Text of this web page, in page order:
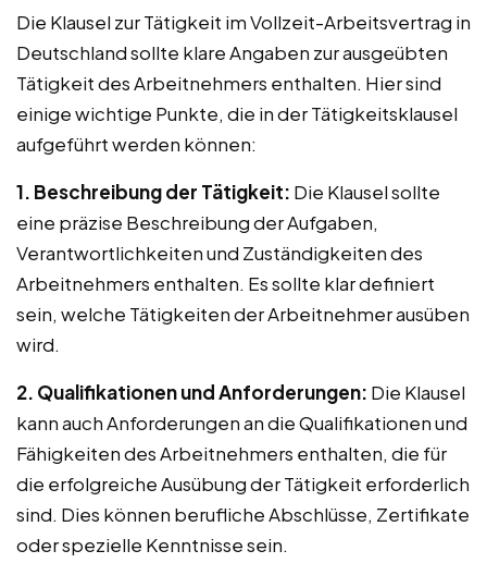
Die Klausel zur Tätigkeit im Vollzeit-Arbeitsvertrag in
Deutschland sollte klare Angaben zur ausgeübten
Tätigkeit des Arbeitnehmers enthalten. Hier sind
einige wichtige Punkte, die in der Tätigkeitsklausel
aufgeführt werden können:
1. Beschreibung der Tätigkeit: Die Klausel sollte
eine präzise Beschreibung der Aufgaben,
Verantwortlichkeiten und Zuständigkeiten des
Arbeitnehmers enthalten. Es sollte klar definiert
sein, welche Tätigkeiten der Arbeitnehmer ausüben
wird.
2. Qualifikationen und Anforderungen: Die Klausel
kann auch Anforderungen an die Qualifikationen und
Fähigkeiten des Arbeitnehmers enthalten, die für
die erfolgreiche Ausübung der Tätigkeit erforderlich
sind. Dies können berufliche Abschlüsse, Zertifikate
oder spezielle Kenntnisse sein.